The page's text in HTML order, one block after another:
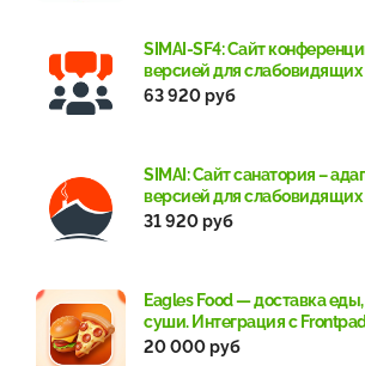
SIMAI-SF4: Сайт
версией для слабовидящих
63 920 руб
SIMAI: Сайт санатория –
версией для слабовидящих
31 920 руб
Eagles Food — доставка
суши. Интеграция с
20 000 руб